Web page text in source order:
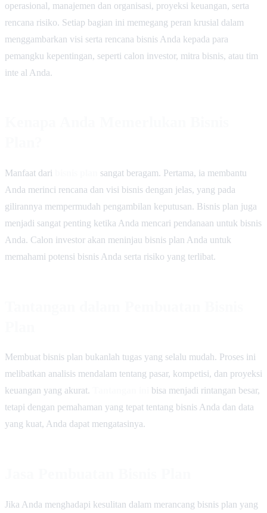
operasional, manajemen dan organisasi, proyeksi keuangan, serta
rencana risiko. Setiap bagian ini memegang peran krusial dalam
menggambarkan visi serta rencana bisnis Anda kepada para
pemangku kepentingan, seperti calon investor, mitra bisnis, atau tim
inte al Anda.
Manfaat dari
sangat beragam. Pertama, ia membantu
Anda merinci rencana dan visi bisnis dengan jelas, yang pada
gilirannya mempermudah pengambilan keputusan. Bisnis plan juga
menjadi sangat penting ketika Anda mencari pendanaan untuk bisnis
Anda. Calon investor akan meninjau bisnis plan Anda untuk
memahami potensi bisnis Anda serta risiko yang terlibat.
Membuat bisnis plan bukanlah tugas yang selalu mudah. Proses ini
melibatkan analisis mendalam tentang pasar, kompetisi, dan proyeksi
keuangan yang akurat.
bisa menjadi rintangan besar,
tetapi dengan pemahaman yang tepat tentang bisnis Anda dan data
yang kuat, Anda dapat mengatasinya.
Jika Anda menghadapi kesulitan dalam merancang bisnis plan yang